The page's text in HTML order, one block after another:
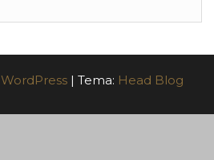
WordPress | Tema: Head Blog